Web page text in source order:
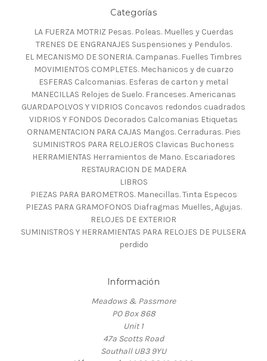
Categorías
LA FUERZA MOTRIZ Pesas. Poleas. Muelles y Cuerdas
TRENES DE ENGRANAJES Suspensiones y Pendulos.
EL MECANISMO DE SONERIA. Campanas. Fuelles Timbres
MOVIMIENTOS COMPLETES. Mechanicos y de cuarzo
ESFERAS Calcomanias. Esferas de carton y metal
MANECILLAS Relojes de Suelo. Franceses. Americanas
GUARDAPOLVOS Y VIDRIOS Concavos redondos cuadrados
VIDRIOS Y FONDOS Decorados Calcomanias Etiquetas
ORNAMENTACION PARA CAJAS Mangos. Cerraduras. Pies
SUMINISTROS PARA RELOJEROS Clavicas Buchoness
HERRAMIENTAS Herramientos de Mano. Escariadores
RESTAURACION DE MADERA
LIBROS
PIEZAS PARA BAROMETROS. Manecillas. Tinta Especos
PIEZAS PARA GRAMOFONOS Diafragmas Muelles, Agujas.
RELOJES DE EXTERIOR
SUMINISTROS Y HERRAMIENTAS PARA RELOJES DE PULSERA
perdido
Información
Meadows & Passmore
PO Box 868
Unit 1
47a Scotts Road
Southall UB3 9YU